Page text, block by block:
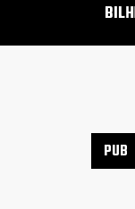
PUB